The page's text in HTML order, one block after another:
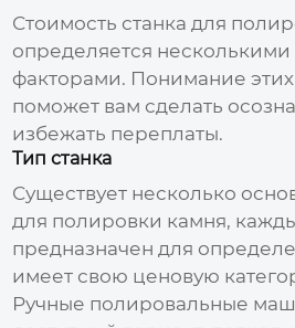
Стоимость станка для
определяется
факторами. Понимание
поможет вам сделать
избежать переплаты.
Тип станка
Существует несколько
для полировки камня,
предназначен для
имеет свою ценовую
Ручные полировальные